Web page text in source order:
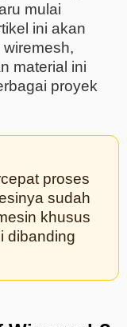
mulai
ini akan
material ini
proyek
proses
sudah
khusus
dibanding